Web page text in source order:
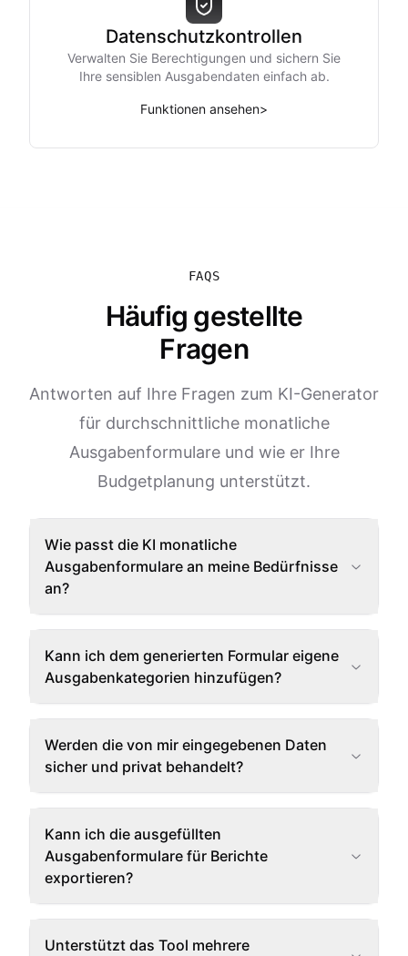
Datenschutzkontrollen
Verwalten Sie Berechtigungen und sichern Sie
Ihre sensiblen Ausgabendaten einfach ab.
Funktionen ansehen>
FAQS
Häufig gestellte
Fragen
Antworten auf Ihre Fragen zum KI-Generator
für durchschnittliche monatliche
Ausgabenformulare und wie er Ihre
Budgetplanung unterstützt.
Wie passt die KI monatliche
Ausgabenformulare an meine Bedürfnisse
an?
Kann ich dem generierten Formular eigene
Ausgabenkategorien hinzufügen?
Werden die von mir eingegebenen Daten
sicher und privat behandelt?
Kann ich die ausgefüllten
Ausgabenformulare für Berichte
exportieren?
Unterstützt das Tool mehrere